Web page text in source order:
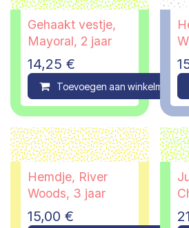
Gehaakt vestje,
Mayoral, 2 jaar
14,25 €
Toevoegen aan winkelmandje
Hemdje, River
Woods, 3 jaar
15,00 €